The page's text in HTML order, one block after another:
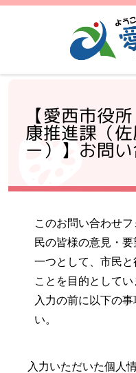
【愛西市役
康推進課（
ー）】お問
このお問い合わせ
民の皆様の意見・
一つとして、市民
ことを目的としてい
入力の前に以下の
い。
入力いただいた個人